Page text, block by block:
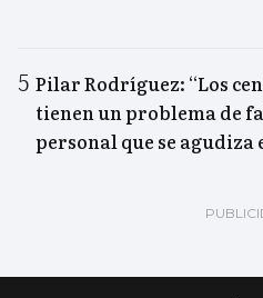
Pilar Rodríguez: “Los
tienen un problema de
personal que se agudiza